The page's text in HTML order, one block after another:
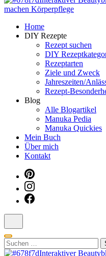
Manuka Magic
Dein
Dein persönlicher interaktiver
Home
DIY Rezepte
Rezept suchen
DIY
Rezeptarten
Ziele und Zweck
Jahreszeiten/
Rezept-
Blog
Alle Blogartikel
Manuka Pedia
Manuka Quickies
Mein Buch
Über mich
Kontakt
Suchen
nach: